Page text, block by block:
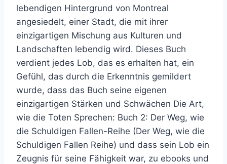
lebendigen Hintergrund von Montreal
angesiedelt, einer Stadt, die mit ihrer
einzigartigen Mischung aus Kulturen und
Landschaften lebendig wird. Dieses Buch
verdient jedes Lob, das es erhalten hat, ein
Gefühl, das durch die Erkenntnis gemildert
wurde, dass das Buch seine eigenen
einzigartigen Stärken und Schwächen Die Art,
wie die Toten Sprechen: Buch 2: Der Weg, wie
die Schuldigen Fallen-Reihe (Der Weg, wie die
Schuldigen Fallen Reihe) und dass sein Lob ein
Zeugnis für seine Fähigkeit war, zu ebooks und